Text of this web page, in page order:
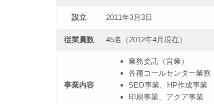
設立 2011年3月3日
従業員数 45名（2012年4月現在）
事業内容
業務委託（営業）
各種コールセンター業務
SEO事業、HP作成事業
印刷事業、アクア事業